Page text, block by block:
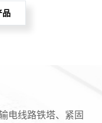
品
电线路铁塔、紧固